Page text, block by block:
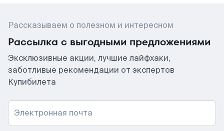
Рассказываем о полезном и интересном
Рассылка с выгодными предложениями
Эксклюзивные акции, лучшие лайфхаки,
заботливые рекомендации от экспертов
Купибилета
Электронная почта